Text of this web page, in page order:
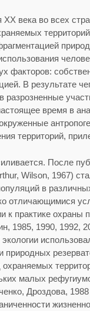
века во всех
факторов:
В результате
время в
территорий,
После
Wilson, 1967)
в
отличающимися
к практике охраны
1985, 1990, 1992,
природных
малых
Дроздова, 1988